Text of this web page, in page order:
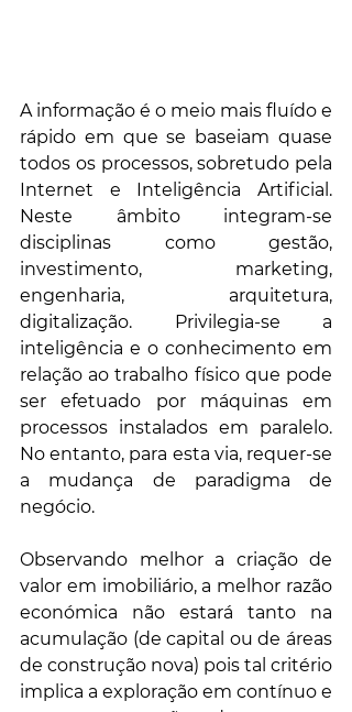
A informação é o meio mais fluído e
rápido em que se baseiam quase
todos os processos, sobretudo pela
Internet e Inteligência Artificial.
Neste âmbito integram-se
disciplinas como gestão,
investimento, marketing,
engenharia, arquitetura,
digitalização. Privilegia-se a
inteligência e o conhecimento em
relação ao trabalho físico que pode
ser efetuado por máquinas em
processos instalados em paralelo.
No entanto, para esta via, requer-se
a mudança de paradigma de
negócio.
Observando melhor a criação de
valor em imobiliário, a melhor razão
económica não estará tanto na
acumulação (de capital ou de áreas
de construção nova) pois tal critério
implica a exploração em contínuo e